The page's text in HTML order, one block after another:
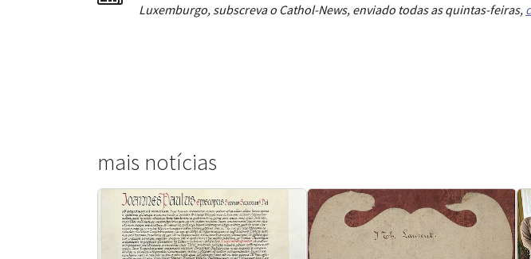
Luxemburgo, subscreva o Cathol-News, enviado todas as quintas-feiras,
mais notícias